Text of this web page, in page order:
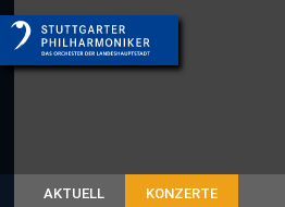
AKTUELL KONZERTE